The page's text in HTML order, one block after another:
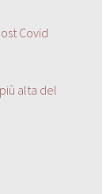
Covid
alta del